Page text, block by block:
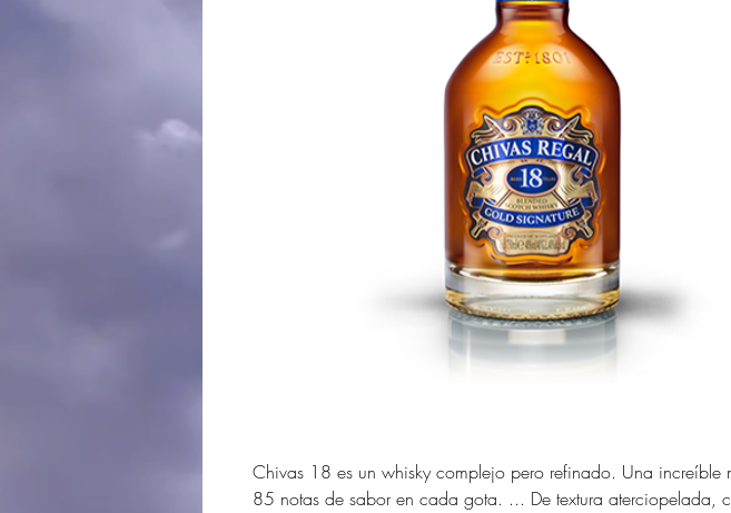
Chivas 18 es un whisky complejo pero refinado. Una increíble
85 notas de sabor en cada gota. ... De textura aterciopelada,